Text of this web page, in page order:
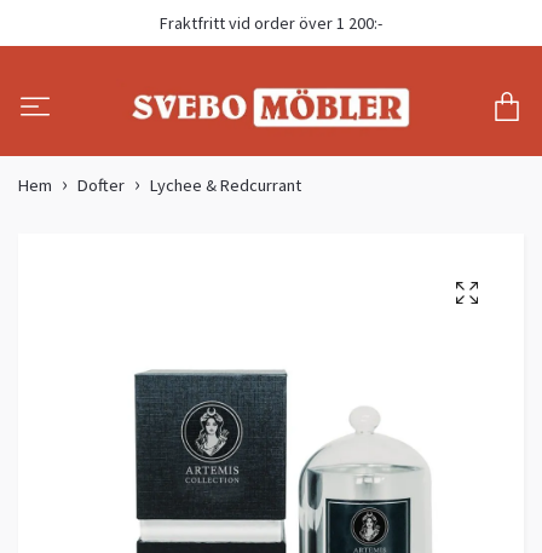
Fraktfritt vid order över 1 200:-
Hem Dofter Lychee & Redcurrant